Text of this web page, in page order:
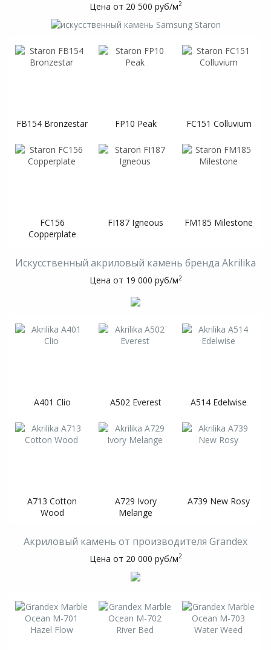
Цена от 20 500 руб/м2
FB154 Bronzestar FP10 Peak FC151 Colluvium
FC156
Copperplate
FI187 Igneous FM185 Milestone
Искусственный акриловый камень бренда Akrilika
Цена от 19 000 руб/м2
A401 Clio A502 Everest A514 Edelwise
A713 Cotton
Wood
A729 Ivory
Melange
A739 New Rosy
Акриловый камень от производителя Grandex
Цена от 20 000 руб/м2